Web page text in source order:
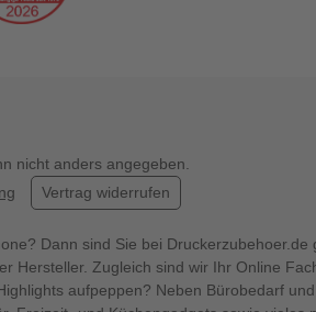
nicht anders angegeben.
Vertrag widerrufen
Dann sind Sie bei Druckerzubehoer.de
Hersteller. Zugleich sind wir Ihr Online
aufpeppen? Neben Bürobedarf und